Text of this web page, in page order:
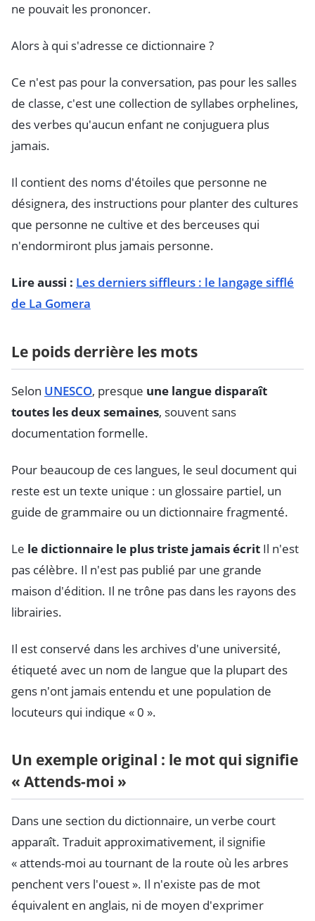
ne pouvait les prononcer.
Alors à qui s'adresse ce dictionnaire ?
Ce n'est pas pour la conversation, pas pour les salles
de classe, c'est une collection de syllabes orphelines,
des verbes qu'aucun enfant ne conjuguera plus
jamais.
Il contient des noms d'étoiles que personne ne
désignera, des instructions pour planter des cultures
que personne ne cultive et des berceuses qui
n'endormiront plus jamais personne.
Lire aussi : Les derniers siffleurs : le langage sifflé
de La Gomera
Le poids derrière les mots
Selon UNESCO, presque une langue disparaît
toutes les deux semaines, souvent sans
documentation formelle.
Pour beaucoup de ces langues, le seul document qui
reste est un texte unique : un glossaire partiel, un
guide de grammaire ou un dictionnaire fragmenté.
Le le dictionnaire le plus triste jamais écrit Il n'est
pas célèbre. Il n'est pas publié par une grande
maison d'édition. Il ne trône pas dans les rayons des
librairies.
Il est conservé dans les archives d'une université,
étiqueté avec un nom de langue que la plupart des
gens n'ont jamais entendu et une population de
locuteurs qui indique « 0 ».
Un exemple original : le mot qui signifie
« Attends-moi »
Dans une section du dictionnaire, un verbe court
apparaît. Traduit approximativement, il signifie
« attends-moi au tournant de la route où les arbres
penchent vers l'ouest ». Il n'existe pas de mot
équivalent en anglais, ni de moyen d'exprimer